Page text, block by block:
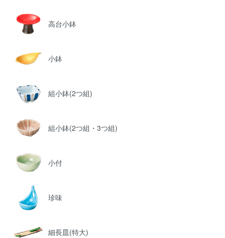
高台小鉢
小鉢
組小鉢(2つ組)
組小鉢(2つ組・3つ組)
小付
珍味
細長皿(特大)